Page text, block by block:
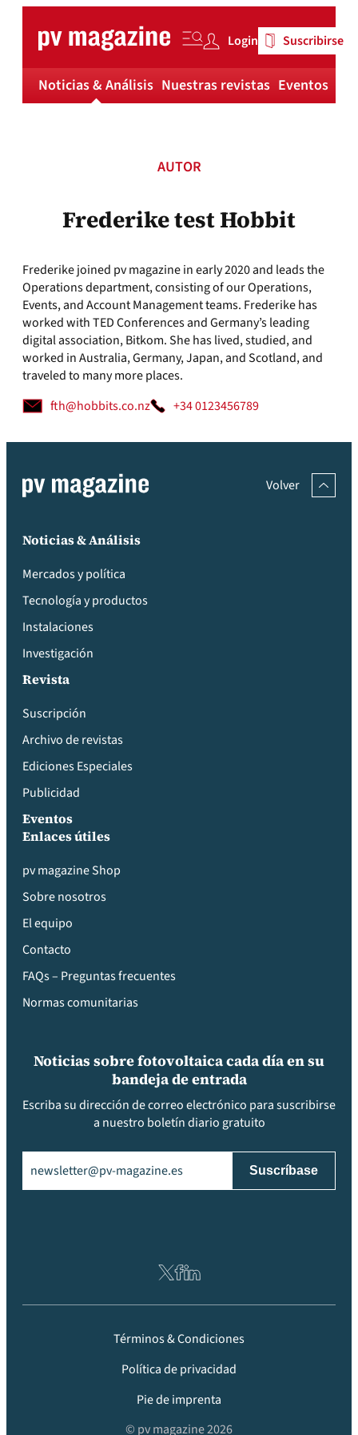
content
Login Suscribirse
Noticias & Análisis Nuestras revistas Eventos
AUTOR
Frederike test Hobbit
Frederike joined pv magazine in early 2020 and leads the
Operations department, consisting of our Operations,
Events, and Account Management teams. Frederike has
worked with TED Conferences and Germany’s leading
digital association, Bitkom. She has lived, studied, and
worked in Australia, Germany, Japan, and Scotland, and
traveled to many more places.
fth@hobbits.co.nz
+34 0123456789
Volver
Noticias & Análisis
Mercados y política
Tecnología y productos
Instalaciones
Investigación
Revista
Suscripción
Archivo de revistas
Ediciones Especiales
Publicidad
Eventos
Enlaces útiles
pv magazine Shop
Sobre nosotros
El equipo
Contacto
FAQs – Preguntas frecuentes
Normas comunitarias
Noticias sobre fotovoltaica cada día en su
bandeja de entrada
Escriba su dirección de correo electrónico para suscribirse
a nuestro boletín diario gratuito
Términos & Condiciones
Política de privacidad
Pie de imprenta
© pv magazine 2026